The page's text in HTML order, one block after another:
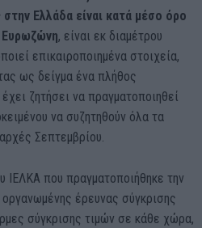
Ελλάδα είναι κατά μέσο όρο
Ευρωζώνη, είναι εκ διαμέτρου
επικαιροποιημένα στοιχεία,
ως δείγμα ένα πλήθος
ζητήσει να πραγματοποιηθεί
να συζητηθούν όλα τα
Σεπτεμβρίου.
ΙΕΛΚΑ που πραγματοποιήθηκε την
έρευνας σύγκρισης
σύγκρισης τιμών σε κάθε χώρα,